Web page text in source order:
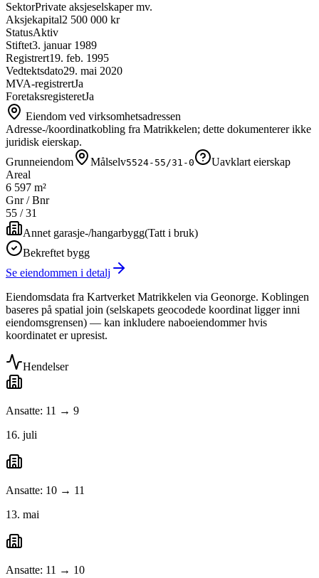
SektorPrivate aksjeselskaper mv.
Aksjekapital2 500 000 kr
StatusAktiv
Stiftet3. januar 1989
Registrert19. feb. 1995
Vedtektsdato29. mai 2020
MVA-registrertJa
ForetaksregisteretJa
Eiendom ved virksomhetsadressen
Adresse-/koordinatkobling fra Matrikkelen; dette dokumenterer ikke
juridisk eierskap.
Grunneiendom
Målselv5524-55/31-0
Uavklart eierskap
Areal
6 597 m²
Gnr / Bnr
55 /31
Annet garasje-/hangarbygg(Tatt i bruk)
Bekreftet bygg
Se eiendommen i detalj
Eiendomsdata fra Kartverket Matrikkelen via Geonorge. Koblingen
baseres på spatial join (selskapets geocodede koordinat ligger inni
eiendomsgrensen) — kan inkludere naboeiendommer hvis
koordinatet er upresist.
Hendelser
Ansatte: 11 → 9
16. juli
Ansatte: 10 → 11
13. mai
Ansatte: 11 → 10